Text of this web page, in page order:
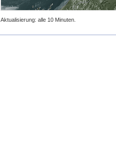
Aktualisierung: alle 10 Minuten.